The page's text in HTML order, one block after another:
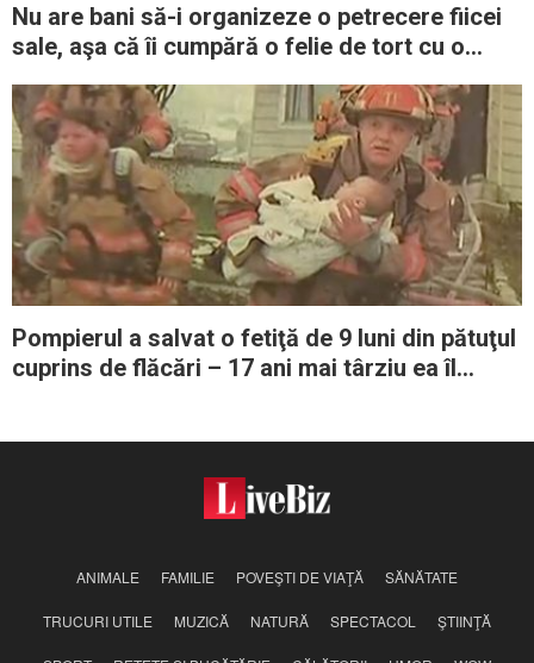
Nu are bani să-i organizeze o petrecere fiicei
sale, aşa că îi cumpără o felie de tort cu o
Pompierul a salvat o fetiţă de 9 luni din pătuţul
cuprins de flăcări – 17 ani mai târziu ea îl
ANIMALE FAMILIE POVEŞTI DE VIAŢĂ SĂNĂTATE
TRUCURI UTILE MUZICĂ NATURĂ SPECTACOL ŞTIINŢĂ